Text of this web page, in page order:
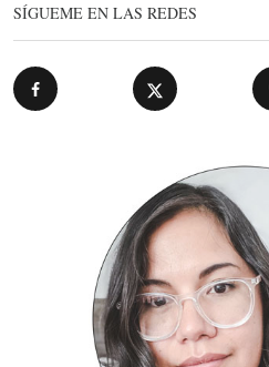
SÍGUEME EN LAS REDES